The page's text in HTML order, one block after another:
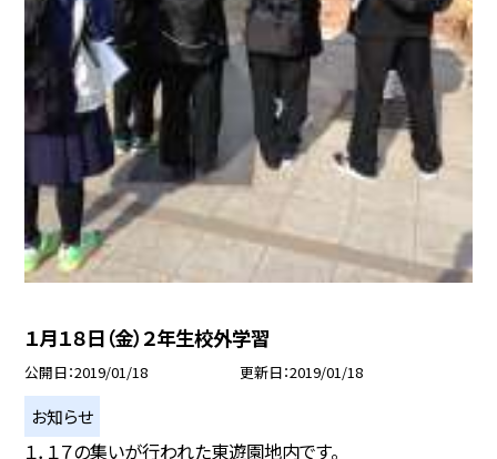
１月１８日（金）２年生校外学習
公開日 2019/01/18 更新日 2019/01/18
お知らせ
１．１７の集いが行われた東遊園地内です。